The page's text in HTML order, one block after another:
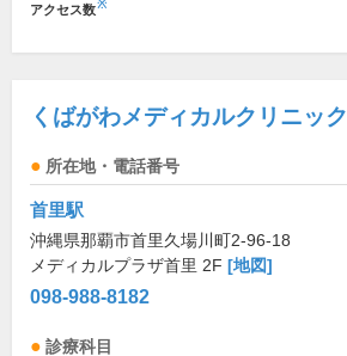
アクセス数※
くばがわメディカルクリニック
所在地・電話番号
首里駅
沖縄県那覇市首里久場川町2-96-18
メディカルプラザ首里 2F [地図]
098-988-8182
診療科目